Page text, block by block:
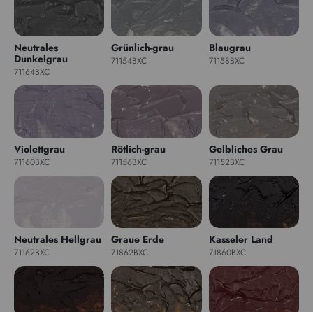
Neutrales
Dunkelgrau
71164BXC
Grünlich-grau
71154BXC
Blaugrau
71158BXC
Violettgrau
71160BXC
Rötlich-grau
71156BXC
Gelbliches Grau
71152BXC
Neutrales Hellgrau
71162BXC
Graue Erde
71862BXC
Kasseler Land
71860BXC